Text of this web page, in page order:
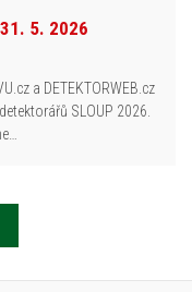
5. 2026
a DETEKTORWEB.cz
SLOUP 2026.